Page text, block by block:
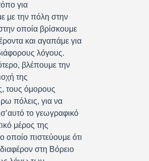
για
με την πόλη στην
οποία βρίσκουμε
και αγαπάμε για
λόγους.
βλέπουμε την
της
τους όμορους
πόλεις, για να
το γεωγραφικό
μέρος της
οποίο πιστεύουμε ότι
στη Βόρειο